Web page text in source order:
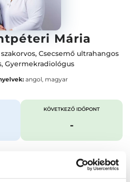
Mária
, Csecsemő ultrahangos
, Gyermekradiológus
angol, magyar
KÖVETKEZŐ IDŐPONT
-
Vélemények